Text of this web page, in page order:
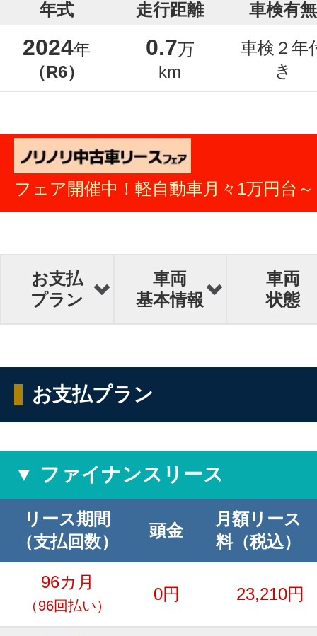
年式 走行距離 車検有無
2024年
（R6）
0.7万
km
車検２年
き
フェア開催中！軽自動車月々1万円台～
お支払
プラン
車両
基本情報
車両
状態
お支払プラン
▼ ファイナンスリース
リース期間
（支払回数）
頭金
月額リース
料（税込）
96カ月
（96回払い）
0円 23,210円